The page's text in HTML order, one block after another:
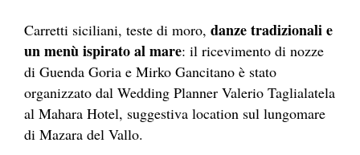
Carretti siciliani, teste di moro, danze tradizionali e
un menù ispirato al mare: il ricevimento di nozze
di Guenda Goria e Mirko Gancitano è stato
organizzato dal Wedding Planner Valerio Taglialatela
al Mahara Hotel, suggestiva location sul lungomare
di Mazara del Vallo.